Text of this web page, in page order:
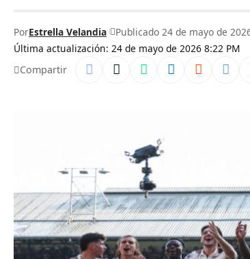
Última actualización: 24 de mayo de 2026 8:22 PM
PorEstrella Velandia Publicado 24 de mayo de
Compartir